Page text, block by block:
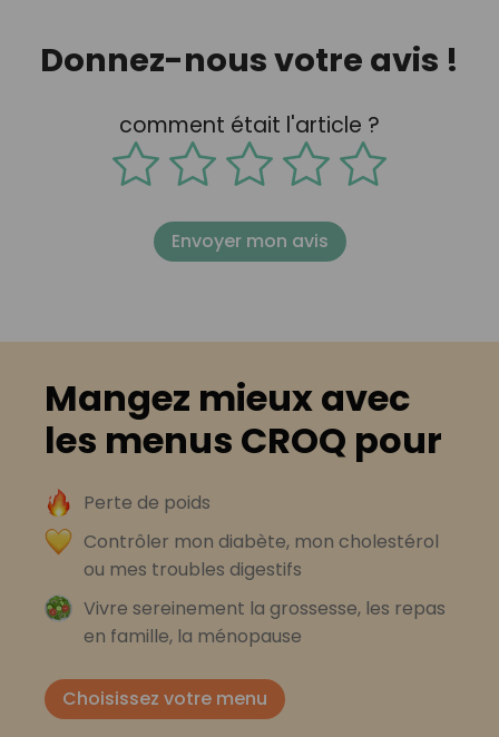
Donnez-nous votre avis !
comment était l'article ?
Envoyer mon avis
Mangez mieux avec
les menus CROQ pour
Perte de poids
Contrôler mon diabète, mon cholestérol
ou mes troubles digestifs
Vivre sereinement la grossesse, les repas
en famille, la ménopause
Choisissez votre menu